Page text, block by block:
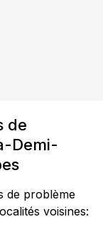
de
Demi-
de problème
voisines: